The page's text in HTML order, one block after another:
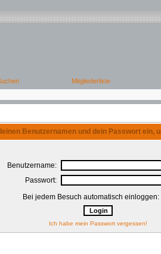
Benutzernamen und dein Passwort ein,
Benutzername:
Passwort:
Bei jedem Besuch automatisch einloggen:
Ich habe mein Passwort vergessen!